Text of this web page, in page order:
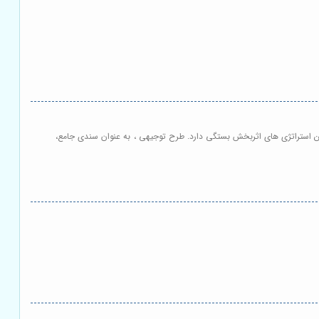
استراتژی های اثربخش بستگی دارد. طرح توجیهی ، به عنوان سندی جامع،